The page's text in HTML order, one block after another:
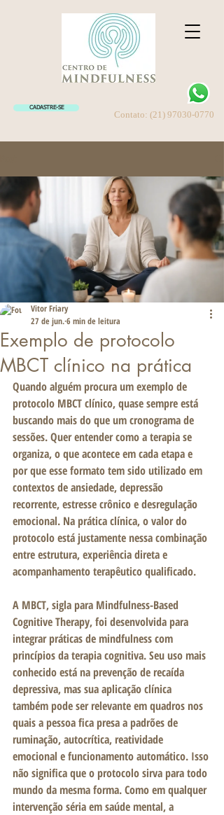
CADASTRE-SE
Contato: (21) 97030-0770
Exemplo de protocolo
MBCT clínico na prática
Vitor Friary
27 de jun.6 min de leitura
Quando alguém procura um exemplo de
protocolo MBCT clínico, quase sempre está
buscando mais do que um cronograma de
sessões. Quer entender como a terapia se
organiza, o que acontece em cada etapa e
por que esse formato tem sido utilizado em
contextos de ansiedade, depressão
recorrente, estresse crônico e desregulação
emocional. Na prática clínica, o valor do
protocolo está justamente nessa combinação
entre estrutura, experiência direta e
acompanhamento terapêutico qualificado.
A MBCT, sigla para Mindfulness-Based
Cognitive Therapy, foi desenvolvida para
integrar práticas de mindfulness com
princípios da terapia cognitiva. Seu uso mais
conhecido está na prevenção de recaída
depressiva, mas sua aplicação clínica
também pode ser relevante em quadros nos
quais a pessoa fica presa a padrões de
ruminação, autocrítica, reatividade
emocional e funcionamento automático. Isso
não significa que o protocolo sirva para todo
mundo da mesma forma. Como em qualquer
intervenção séria em saúde mental, a